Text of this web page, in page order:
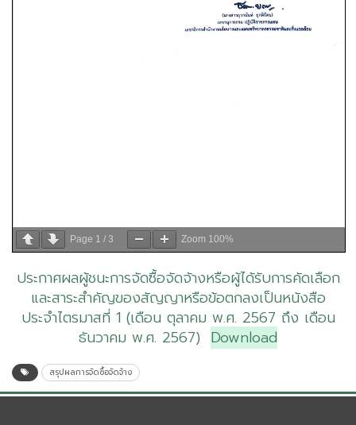
Page 1 / 3 Zoom 100%
ประกาศผลผู้ชนะการจัดซื้อจัดจ้างหรือผู้ได้รับการคัดเลือก
และสาระสำคัญของสัญญาหรือข้อตกลงเป็นหนังสือ
ประจำไตรมาสที่ 1 (เดือน ตุลาคม พ.ศ. 2567 ถึง เดือน
ธันวาคม พ.ศ. 2567) Download
สรุปผลการจัดซื้อจัดจ้าง